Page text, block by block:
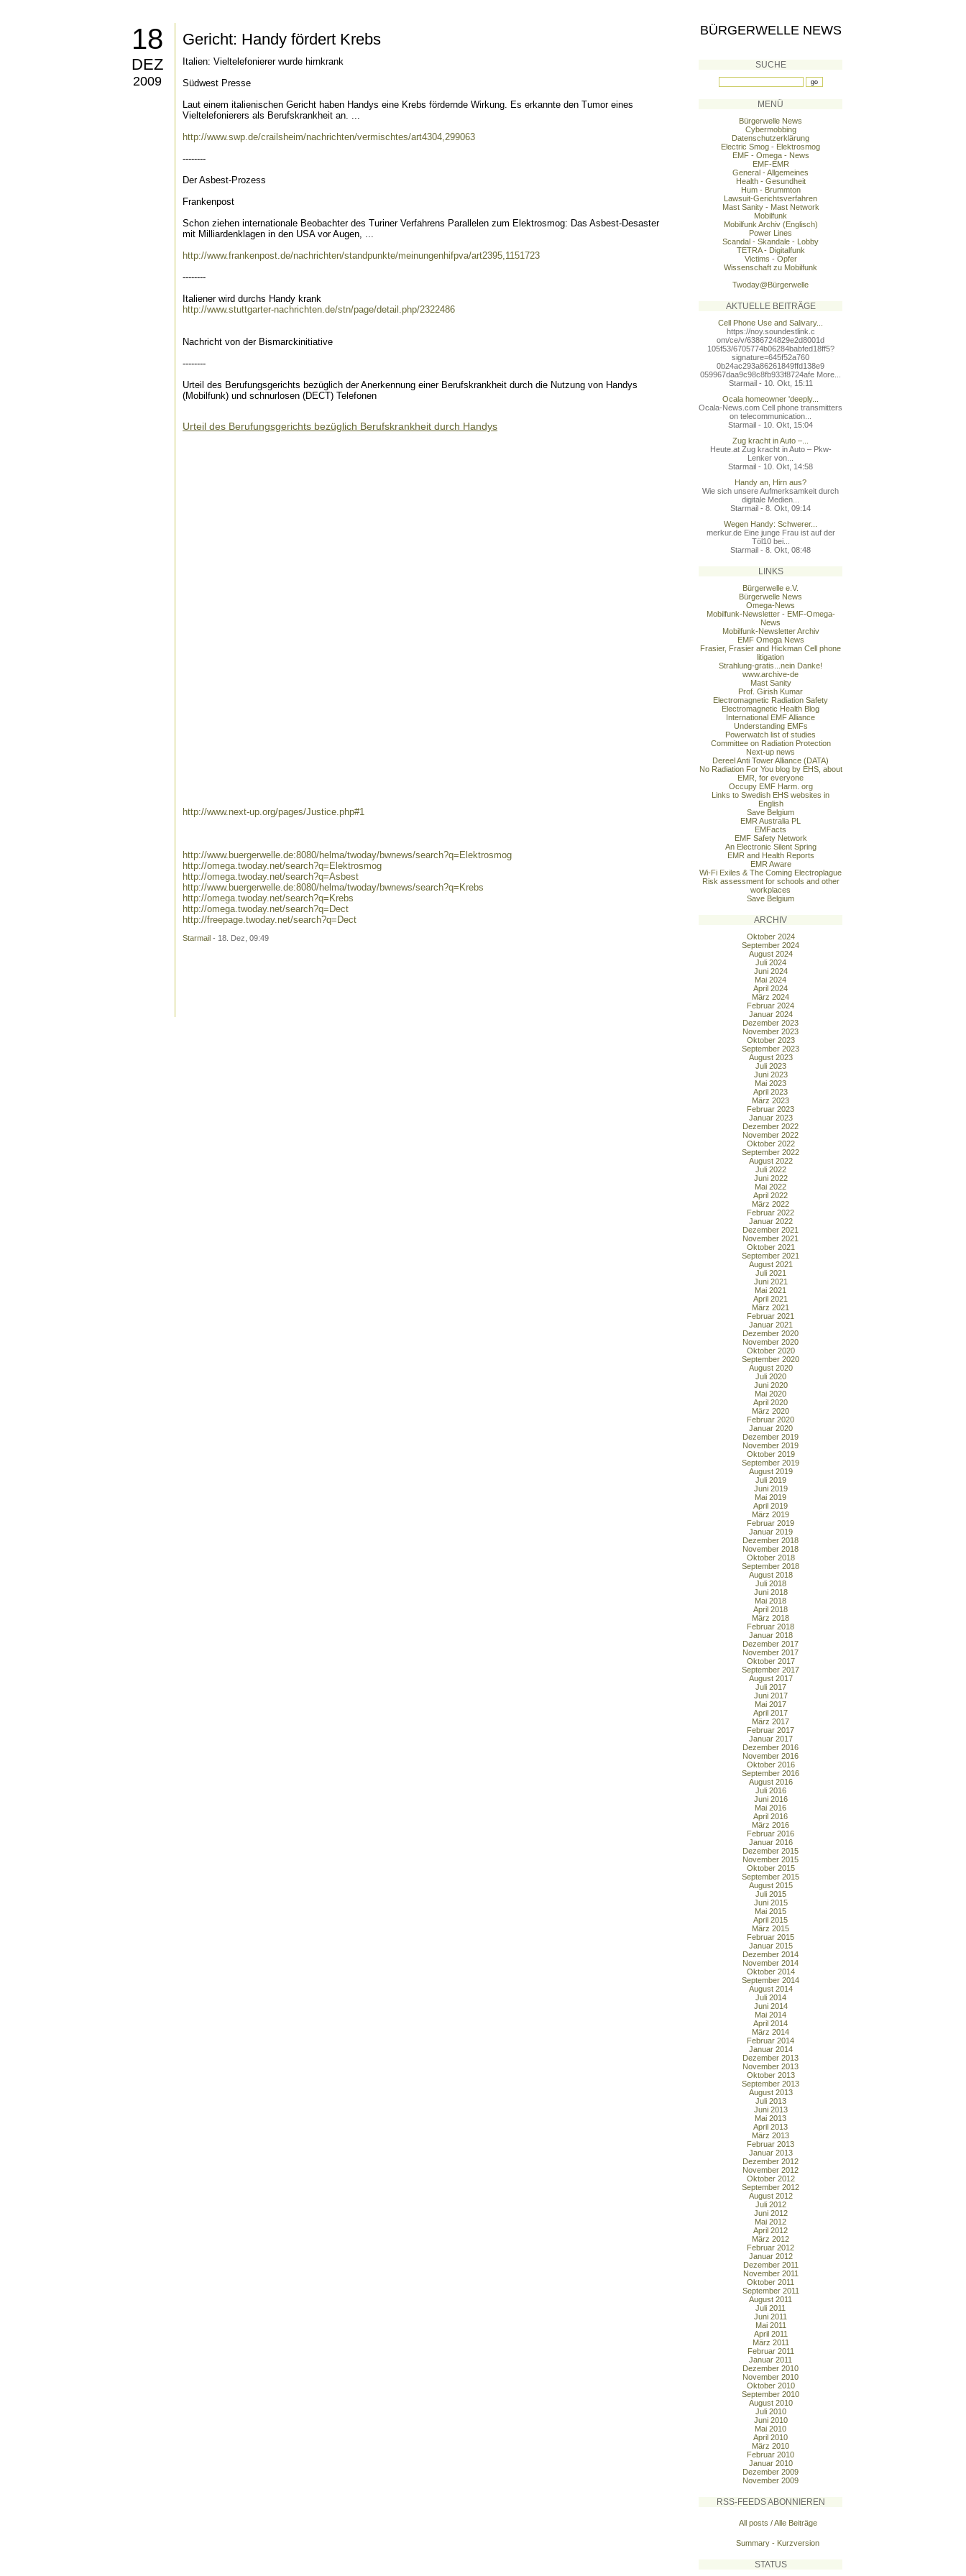
18
DEZ
2009
Gericht: Handy fördert Krebs
Italien: Vieltelefonierer wurde hirnkrank
Südwest Presse
Laut einem italienischen Gericht haben Handys eine Krebs fördernde Wirkung. Es erkannte den Tumor eines
Vieltelefonierers als Berufskrankheit an. ...
http://www.swp.de/crailsheim/nachrichten/vermischtes/art4304,299063
--------
Der Asbest-Prozess
Frankenpost
Schon ziehen internationale Beobachter des Turiner Verfahrens Parallelen zum Elektrosmog: Das Asbest-Desaster
mit Milliardenklagen in den USA vor Augen, ...
http://www.frankenpost.de/nachrichten/standpunkte/meinungenhifpva/art2395,1151723
--------
Italiener wird durchs Handy krank
http://www.stuttgarter-nachrichten.de/stn/page/detail.php/2322486
Nachricht von der Bismarckinitiative
--------
Urteil des Berufungsgerichts bezüglich der Anerkennung einer Berufskrankheit durch die Nutzung von Handys
(Mobilfunk) und schnurlosen (DECT) Telefonen
Urteil des Berufungsgerichts bezüglich Berufskrankheit durch Handys
http://www.next-up.org/pages/Justice.php#1
http://www.buergerwelle.de:8080/helma/twoday/bwnews/search?q=Elektrosmog
http://omega.twoday.net/search?q=Elektrosmog
http://omega.twoday.net/search?q=Asbest
http://www.buergerwelle.de:8080/helma/twoday/bwnews/search?q=Krebs
http://omega.twoday.net/search?q=Krebs
http://omega.twoday.net/search?q=Dect
http://freepage.twoday.net/search?q=Dect
Starmail - 18. Dez, 09:49
BÜRGERWELLE NEWS
SUCHE
MENÜ
Bürgerwelle News
Cybermobbing
Datenschutzerklärung
Electric Smog - Elektrosmog
EMF - Omega - News
EMF-EMR
General - Allgemeines
Health - Gesundheit
Hum - Brummton
Lawsuit-Gerichtsverfahren
Mast Sanity - Mast Network
Mobilfunk
Mobilfunk Archiv (Englisch)
Power Lines
Scandal - Skandale - Lobby
TETRA - Digitalfunk
Victims - Opfer
Wissenschaft zu Mobilfunk
Twoday@Bürgerwelle
AKTUELLE BEITRÄGE
Cell Phone Use and Salivary...
https://noy.soundestlink.c
om/ce/v/6386724829e2d8001d
105f53/6705774b06284babfed18ff5?
signature=645f52a760
0b24ac293a86261849ffd138e9
059967daa9c98c8fb933f8724afe More...
Starmail - 10. Okt, 15:11
Ocala homeowner 'deeply...
Ocala-News.com Cell phone transmitters
on telecommunication...
Starmail - 10. Okt, 15:04
Zug kracht in Auto –...
Heute.at Zug kracht in Auto – Pkw-
Lenker von...
Starmail - 10. Okt, 14:58
Handy an, Hirn aus?
Wie sich unsere Aufmerksamkeit durch
digitale Medien...
Starmail - 8. Okt, 09:14
Wegen Handy: Schwerer...
merkur.de Eine junge Frau ist auf der
Töl10 bei...
Starmail - 8. Okt, 08:48
LINKS
Bürgerwelle e.V.
Bürgerwelle News
Omega-News
Mobilfunk-Newsletter - EMF-Omega-
News
Mobilfunk-Newsletter Archiv
EMF Omega News
Frasier, Frasier and Hickman Cell phone
litigation
Strahlung-gratis...nein Danke!
www.archive-de
Mast Sanity
Prof. Girish Kumar
Electromagnetic Radiation Safety
Electromagnetic Health Blog
International EMF Alliance
Understanding EMFs
Powerwatch list of studies
Committee on Radiation Protection
Next-up news
Dereel Anti Tower Alliance (DATA)
No Radiation For You blog by EHS, about
EMR, for everyone
Occupy EMF Harm. org
Links to Swedish EHS websites in
English
Save Belgium
EMR Australia PL
EMFacts
EMF Safety Network
An Electronic Silent Spring
EMR and Health Reports
EMR Aware
Wi-Fi Exiles & The Coming Electroplague
Risk assessment for schools and other
workplaces
Save Belgium
ARCHIV
Oktober 2024
September 2024
August 2024
Juli 2024
Juni 2024
Mai 2024
April 2024
März 2024
Februar 2024
Januar 2024
Dezember 2023
November 2023
Oktober 2023
September 2023
August 2023
Juli 2023
Juni 2023
Mai 2023
April 2023
März 2023
Februar 2023
Januar 2023
Dezember 2022
November 2022
Oktober 2022
September 2022
August 2022
Juli 2022
Juni 2022
Mai 2022
April 2022
März 2022
Februar 2022
Januar 2022
Dezember 2021
November 2021
Oktober 2021
September 2021
August 2021
Juli 2021
Juni 2021
Mai 2021
April 2021
März 2021
Februar 2021
Januar 2021
Dezember 2020
November 2020
Oktober 2020
September 2020
August 2020
Juli 2020
Juni 2020
Mai 2020
April 2020
März 2020
Februar 2020
Januar 2020
Dezember 2019
November 2019
Oktober 2019
September 2019
August 2019
Juli 2019
Juni 2019
Mai 2019
April 2019
März 2019
Februar 2019
Januar 2019
Dezember 2018
November 2018
Oktober 2018
September 2018
August 2018
Juli 2018
Juni 2018
Mai 2018
April 2018
März 2018
Februar 2018
Januar 2018
Dezember 2017
November 2017
Oktober 2017
September 2017
August 2017
Juli 2017
Juni 2017
Mai 2017
April 2017
März 2017
Februar 2017
Januar 2017
Dezember 2016
November 2016
Oktober 2016
September 2016
August 2016
Juli 2016
Juni 2016
Mai 2016
April 2016
März 2016
Februar 2016
Januar 2016
Dezember 2015
November 2015
Oktober 2015
September 2015
August 2015
Juli 2015
Juni 2015
Mai 2015
April 2015
März 2015
Februar 2015
Januar 2015
Dezember 2014
November 2014
Oktober 2014
September 2014
August 2014
Juli 2014
Juni 2014
Mai 2014
April 2014
März 2014
Februar 2014
Januar 2014
Dezember 2013
November 2013
Oktober 2013
September 2013
August 2013
Juli 2013
Juni 2013
Mai 2013
April 2013
März 2013
Februar 2013
Januar 2013
Dezember 2012
November 2012
Oktober 2012
September 2012
August 2012
Juli 2012
Juni 2012
Mai 2012
April 2012
März 2012
Februar 2012
Januar 2012
Dezember 2011
November 2011
Oktober 2011
September 2011
August 2011
Juli 2011
Juni 2011
Mai 2011
April 2011
März 2011
Februar 2011
Januar 2011
Dezember 2010
November 2010
Oktober 2010
September 2010
August 2010
Juli 2010
Juni 2010
Mai 2010
April 2010
März 2010
Februar 2010
Januar 2010
Dezember 2009
November 2009
RSS-FEEDS ABONNIEREN
All posts / Alle Beiträge
Summary - Kurzversion
STATUS